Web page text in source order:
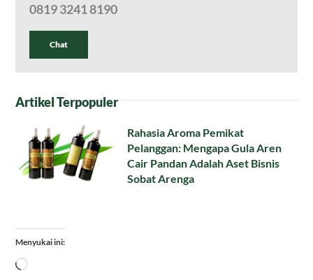
0819 3241 8190
Chat
Artikel Terpopuler
Rahasia Aroma Pemikat
Pelanggan: Mengapa Gula Aren
Cair Pandan Adalah Aset Bisnis
Sobat Arenga
Menyukai ini:
Memuat...